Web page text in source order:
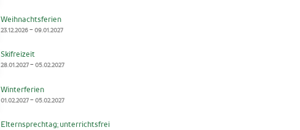
Weihnachtsferien
23.12.2026-09.01.2027
Skifreizeit
28.01.2027-05.02.2027
Winterferien
01.02.2027-05.02.2027
Elternsprechtag; unterrichtsfrei